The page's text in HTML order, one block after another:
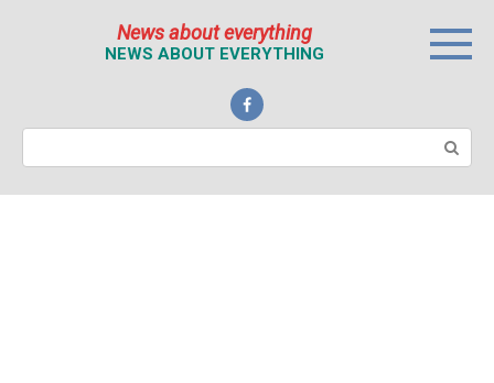
News about everything
NEWS ABOUT EVERYTHING
Поиск: